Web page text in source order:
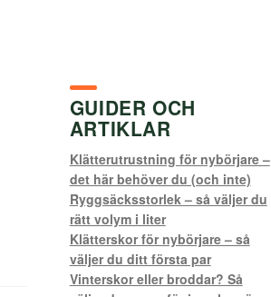
GUIDER OCH
ARTIKLAR
Klätterutrustning för nybörjare –
det här behöver du (och inte)
Ryggsäcksstorlek – så väljer du
rätt volym i liter
Klätterskor för nybörjare – så
väljer du ditt första par
Vinterskor eller broddar? Så